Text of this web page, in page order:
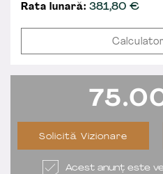
Rata lunară: 381,80 €
Solicită Vizionare
Acest anunț este